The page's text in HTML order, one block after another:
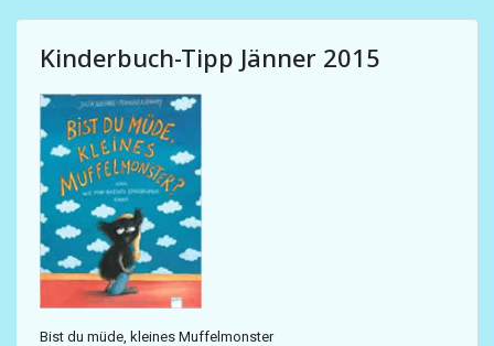
Kinderbuch-Tipp Jänner 2015
Bist du müde, kleines Muffelmonster